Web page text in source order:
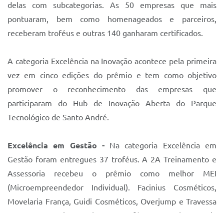
delas com subcategorias. As 50 empresas que mais
pontuaram, bem como homenageados e parceiros,
receberam troféus e outras 140 ganharam certificados.
A categoria Excelência na Inovação acontece pela primeira
vez em cinco edições do prêmio e tem como objetivo
promover o reconhecimento das empresas que
participaram do Hub de Inovação Aberta do Parque
Tecnológico de Santo André.
Excelência em Gestão -Na categoria Excelência em
Gestão foram entregues 37 troféus. A 2A Treinamento e
Assessoria recebeu o prêmio como melhor MEI
(Microempreendedor Individual). Facinius Cosméticos,
Movelaria França, Guidi Cosméticos, Overjump e Travessa